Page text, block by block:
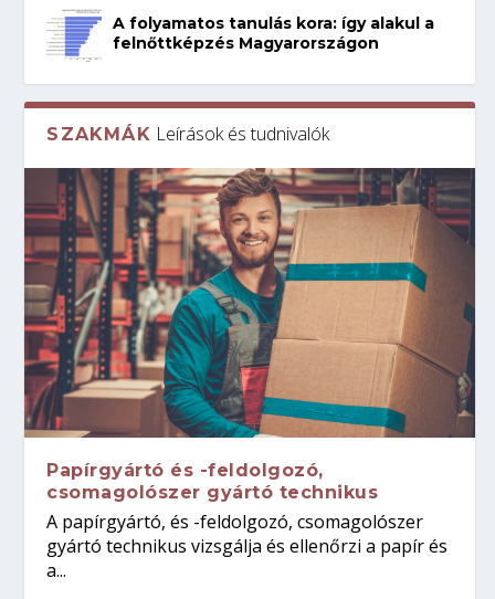
A folyamatos tanulás kora: így alakul a
felnőttképzés Magyarországon
SZAKMÁK Leírások és tudnivalók
Papírgyártó és -feldolgozó,
csomagolószer gyártó technikus
A papírgyártó, és -feldolgozó, csomagolószer
gyártó technikus vizsgálja és ellenőrzi a papír és
a...